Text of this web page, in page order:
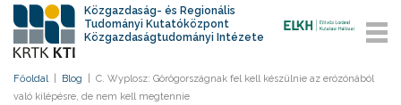
Közgazdaság- és Regionális
Tudományi Kutatóközpont
Közgazdaságtudományi Intézete
Főoldal Blog
C. Wyplosz: Görögországnak fel kell készülnie az erózónából
való kilépésre, de nem kell megtennie